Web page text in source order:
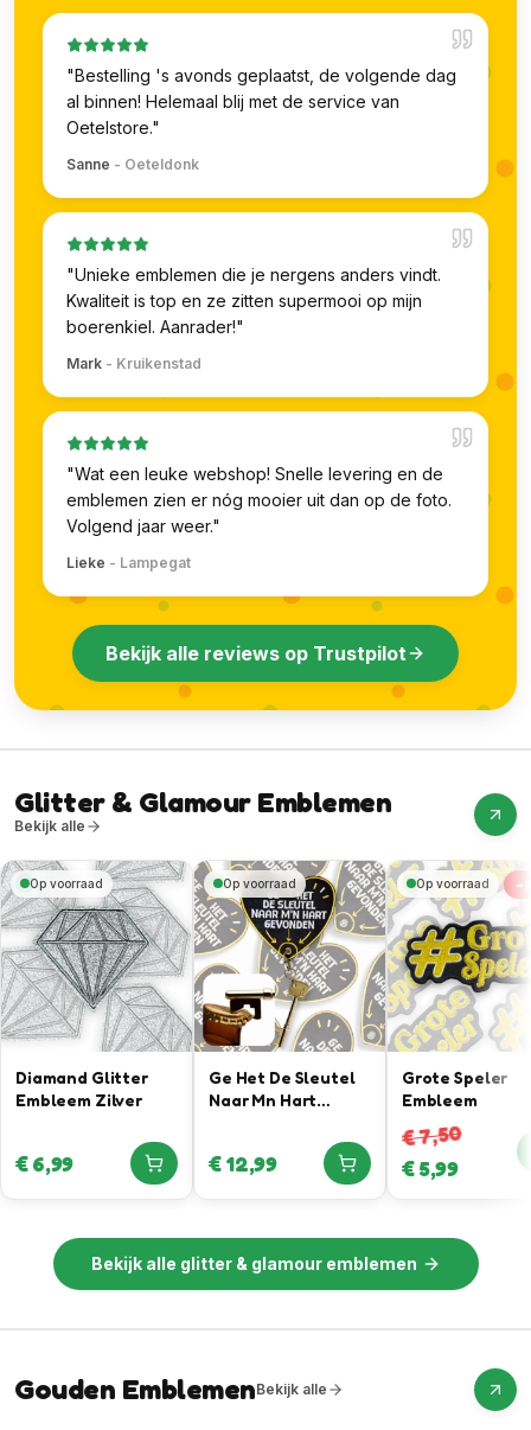
"Bestelling 's avonds geplaatst, de volgende dag
al binnen! Helemaal blij met de service van
Oetelstore."
Sanne - Oeteldonk
"Unieke emblemen die je nergens anders vindt.
Kwaliteit is top en ze zitten supermooi op mijn
boerenkiel. Aanrader!"
Mark - Kruikenstad
"Wat een leuke webshop! Snelle levering en de
emblemen zien er nóg mooier uit dan op de foto.
Volgend jaar weer."
Lieke - Lampegat
Bekijk alle reviews op Trustpilot
Glitter & Glamour Emblemen
Bekijk alle
Op voorraad
Diamand Glitter
Embleem Zilver
€6,99
Op voorraad
Ge Het De Sleutel
Naar Mn Hart
Sleutel Bieropener
Embleem
€12,99
Op voorraad -
Grote Speler
Embleem
€7,50
€5,99
Bekijk alle glitter & glamour emblemen
Gouden EmblemenBekijk alle